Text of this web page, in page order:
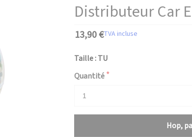
Distributeur Car
13,90 €TVA incluse
Taille : TU
Quantité
Hop,